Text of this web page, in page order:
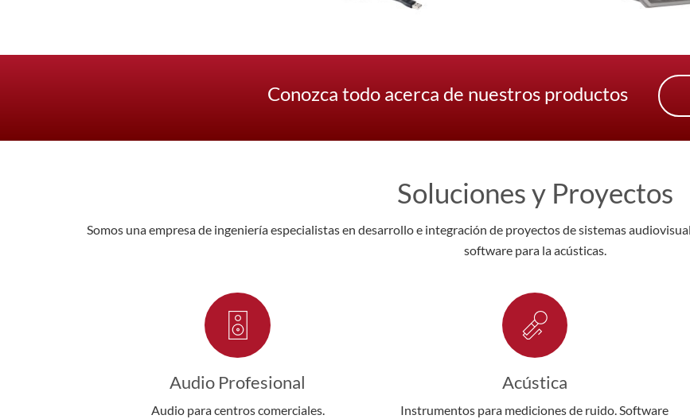
Conozca todo acerca de nuestros productos
Soluciones y Proyectos
Somos una empresa de ingeniería especialistas en desarrollo e integración de proyectos de sistemas
software para la acústicas.
Audio Profesional
Audio para centros comerciales.
Acústica
Instrumentos para mediciones de ruido. Software